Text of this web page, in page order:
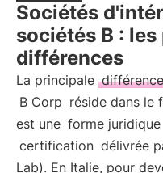
Sociétés
sociétés B :
différences
La principale différence
B Corp réside dans le
est une forme juridique
certification délivrée
Lab). En Italie, pour